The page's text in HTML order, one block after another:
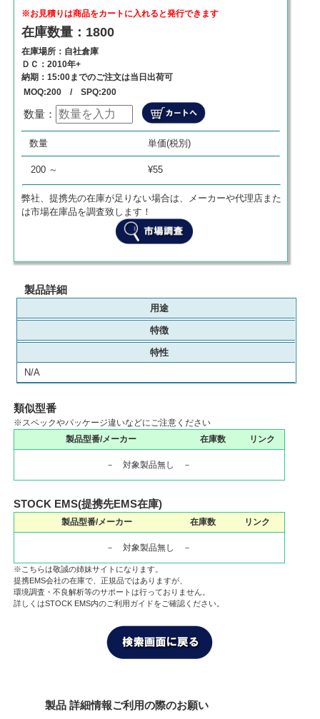
※お見積りは商品をカートに入れると発行できます
在庫数量：1800
在庫場所：自社倉庫
ＤＣ：2010年+
納期：15:00までのご注文は当日出荷可
MOQ:200 / SPQ:200
数量：
数量 単価 商品代金
0
数量 単価(税別)
200 ～ ¥55
弊社、提携先の在庫が足りない場合は、メーカーや代理店また
は市場在庫品を調査致します！
製品詳細
用途
特徴
特性
N/A
類似型番
※スペックやパッケージ違いなどにご注意ください
製品型番/メーカー
在庫数 リンク
－ 対象製品無し －
STOCK EMS(提携先EMS在庫)
製品型番/メーカー 在庫数 リンク
－ 対象製品無し －
※こちらは敬誠の姉妹サイトになります。
提携EMS会社の在庫で、正規品ではありますが、
環境調査・不良解析等のサポートは行っておりません。
詳しくはSTOCK EMS内のご利用ガイドをご確認ください。
製品 詳細情報ご利用の際のお願い